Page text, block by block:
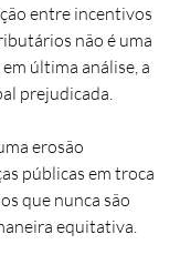
entre incentivos
não é uma
última análise, a
prejudicada.
erosão
públicas em troca
que nunca são
equitativa.